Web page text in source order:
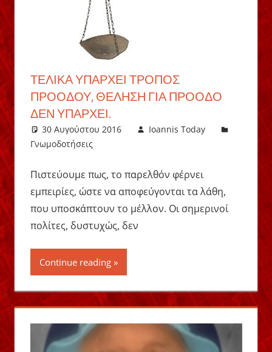
ΤΕΛΙΚΆ ΥΠΆΡΧΕΙ ΤΡΌΠΟΣ
ΠΡΟΌΔΟΥ, ΘΈΛΗΣΗ ΓΙΑ ΠΡΌΟΔΟ
ΔΕΝ ΥΠΆΡΧΕΙ.
30 Αυγούστου 2016
Ioannis Today
Γνωμοδοτήσεις
Πιστεύουμε πως, το παρελθόν φέρνει
εμπειρίες, ώστε να αποφεύγονται τα λάθη,
που υποσκάπτουν το μέλλον. Οι σημερινοί
πολίτες, δυστυχώς, δεν
Continue reading